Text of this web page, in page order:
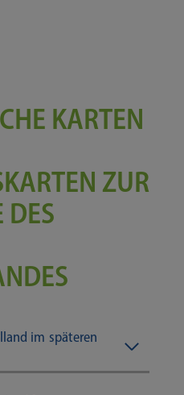
KARTEN
ZUR
DES
im späteren